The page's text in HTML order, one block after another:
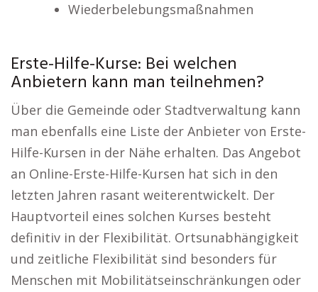
Wiederbelebungsmaßnahmen
Erste-Hilfe-Kurse: Bei welchen
Anbietern kann man teilnehmen?
Über die Gemeinde oder Stadtverwaltung kann
man ebenfalls eine Liste der Anbieter von Erste-
Hilfe-Kursen in der Nähe erhalten. Das Angebot
an Online-Erste-Hilfe-Kursen hat sich in den
letzten Jahren rasant weiterentwickelt. Der
Hauptvorteil eines solchen Kurses besteht
definitiv in der Flexibilität. Ortsunabhängigkeit
und zeitliche Flexibilität sind besonders für
Menschen mit Mobilitätseinschränkungen oder